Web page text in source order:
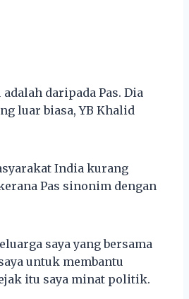
adalah daripada Pas. Dia
luar biasa, YB Khalid
India kurang
Pas sinonim dengan
saya yang bersama
untuk membantu
itu saya minat politik.